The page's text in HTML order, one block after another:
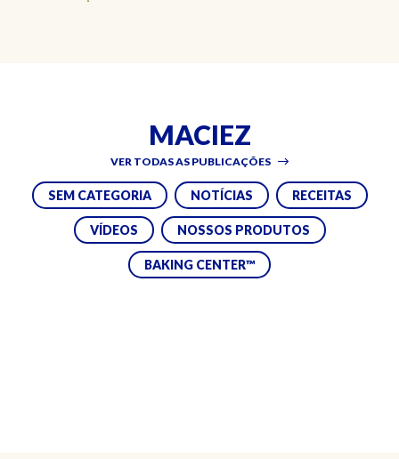
MACIEZ
VER TODAS AS PUBLICAÇÕES
SEM CATEGORIA NOTÍCIAS RECEITAS
VÍDEOS NOSSOS PRODUTOS
BAKING CENTER™